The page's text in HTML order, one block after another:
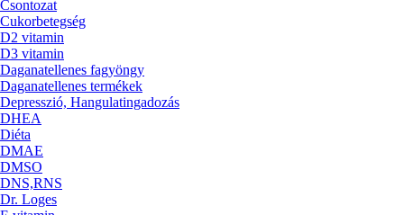
Csontozat
Cukorbetegség
D2 vitamin
D3 vitamin
Daganatellenes fagyöngy
Daganatellenes termékek
Depresszió, Hangulatingadozás
DHEA
Diéta
DMAE
DMSO
DNS,RNS
Dr. Loges